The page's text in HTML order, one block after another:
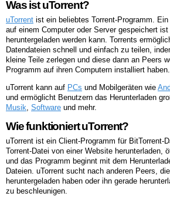
Was ist uTorrent?
uTorrent ist ein beliebtes Torrent-Programm.
auf einem Computer oder Server gespeichert
heruntergeladen werden kann. Torrents
Datendateien schnell und einfach zu teilen,
kleine Teile zerlegen und diese dann an Peers
Programm auf ihren Computern installiert haben.
uTorrent kann auf PCs und Mobilgeräten wie
und ermöglicht Benutzern das Herunterladen
Musik Software und mehr.
Wie funktioniert uTorrent?
uTorrent ist ein Client-Programm für BitTorrent-
Torrent-Datei von einer Website herunterladen,
und das Programm beginnt mit dem
Dateien. uTorrent sucht nach anderen Peers,
heruntergeladen haben oder ihn gerade
zu beschleunigen.